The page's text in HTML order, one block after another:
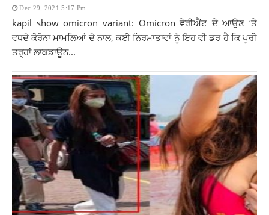
Dec 29, 2021 5:17 Pm
kapil show omicron variant: Omicron ਵੇਰੀਐਂਟ ਦੇ ਆਉਣ ‘ਤੇ
ਵਧਦੇ ਕੋਰੋਨਾ ਮਾਮਲਿਆਂ ਦੇ ਨਾਲ, ਕਈ ਨਿਰਮਾਤਾਵਾਂ ਨੂੰ ਇਹ ਵੀ ਡਰ ਹੈ ਕਿ ਪੂਰੀ
ਤਰ੍ਹਾਂ ਲਾਕਡਾਊਨ...